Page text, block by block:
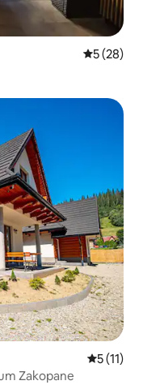
5 (28)
5 (11)
Zakopane